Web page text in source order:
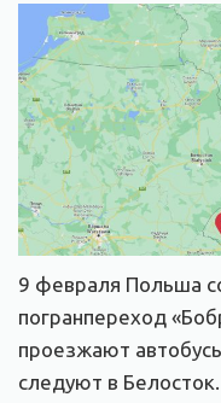
9 февраля Польша
погранпереход
проезжают
следуют в